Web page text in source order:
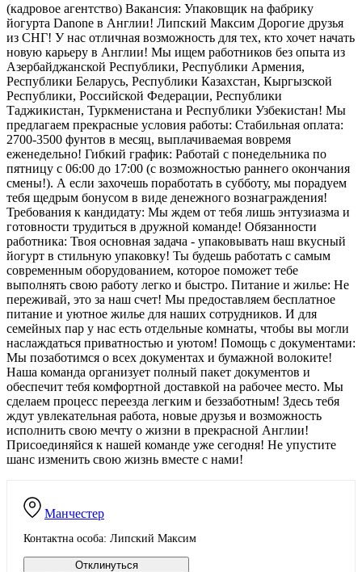
Манчестер
Контактна особа: Липский Максим
Отклинуться
(кадровое агентство) Вакансия: Упаковщик на фабрику
йогурта Danone в Англии! Липский Максим Дорогие друзья
из СНГ! У нас отличная возможность для тех, кто хочет начать
новую карьеру в Англии! Мы ищем работников без опыта из
Азербайджанской Республики, Республики Армения,
Республики Беларусь, Республики Казахстан, Кыргызской
Республики, Российской Федерации, Республики
Таджикистан, Туркменистана и Республики Узбекистан! Мы
предлагаем прекрасные условия работы: Стабильная оплата:
2700-3500 фунтов в месяц, выплачиваемая вовремя
еженедельно! Гибкий график: Работай с понедельника по
пятницу с 06:00 до 17:00 (с возможностью раннего окончания
смены!). А если захочешь поработать в субботу, мы порадуем
тебя щедрым бонусом в виде денежного вознаграждения!
Требования к кандидату: Мы ждем от тебя лишь энтузиазма и
готовности трудиться в дружной команде! Обязанности
работника: Твоя основная задача - упаковывать наш вкусный
йогурт в стильную упаковку! Ты будешь работать с самым
современным оборудованием, которое поможет тебе
выполнять свою работу легко и быстро. Питание и жилье: Не
переживай, это за наш счет! Мы предоставляем бесплатное
питание и уютное жилье для наших сотрудников. И для
семейных пар у нас есть отдельные комнаты, чтобы вы могли
наслаждаться приватностью и уютом! Помощь с документами:
Мы позаботимся о всех документах и бумажной волоките!
Наша команда организует полный пакет документов и
обеспечит тебя комфортной доставкой на рабочее место. Мы
сделаем процесс переезда легким и беззаботным! Здесь тебя
ждут увлекательная работа, новые друзья и возможность
исполнить свою мечту о жизни в прекрасной Англии!
Присоединяйся к нашей команде уже сегодня! Не упустите
шанс изменить свою жизнь вместе с нами!